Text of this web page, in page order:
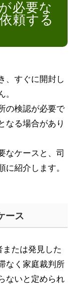
必要な
頼する
、すぐに開封し
の検認が必要で
なる場合があり
なケースと、司
紹介します。
ース
または発見した
なく家庭裁判所
ないと定められ